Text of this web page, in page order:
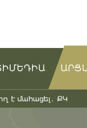
է մահացել․ ՔԿ